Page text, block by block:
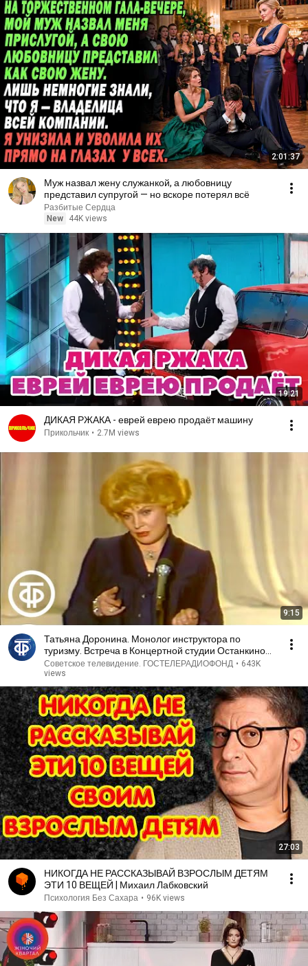
2:01:37
Муж назвал жену служанкой, а любовницу
представил супругой — но вскоре потерял всё
Разбитые Сердца
New
44K views
19:21
ДИКАЯ РЖАКА - еврей еврею продаёт машину
Прикольчик • 2.7M views
9:15
Татьяна Доронина. Монолог инструктора по
туризму. Встреча в Концертной студии Останкино
(1982)
Советское телевидение. ГОСТЕЛЕРАДИОФОНД • 643K
views
27:03
НИКОГДА НЕ РАССКАЗЫВАЙ ВЗРОСЛЫМ ДЕТЯМ
ЭТИ 10 ВЕЩЕЙ | Михаил Лабковский
Психология Без Сахара • 96K views